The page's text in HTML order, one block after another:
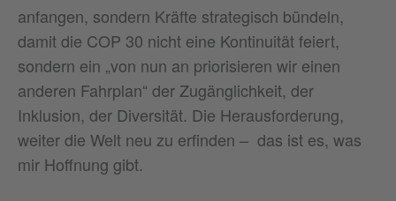
anfangen, sondern Kräfte strategisch bündeln,
damit die COP 30 nicht eine Kontinuität feiert,
sondern ein „von nun an priorisieren wir einen
anderen Fahrplan“ der Zugänglichkeit, der
Inklusion, der Diversität. Die Herausforderung,
weiter die Welt neu zu erfinden – das ist es, was
mir Hoffnung gibt.